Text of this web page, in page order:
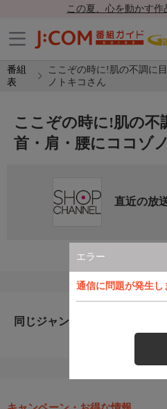
この夏、心を動かす作
番組
表
ここぞの時に!肌の不調に
ノトキコさん
エラー
通信に問題が発生
ここぞの時に!肌の不
首・肩・腰にココゾ
直近の放
同じジャンルのおすすめ番組